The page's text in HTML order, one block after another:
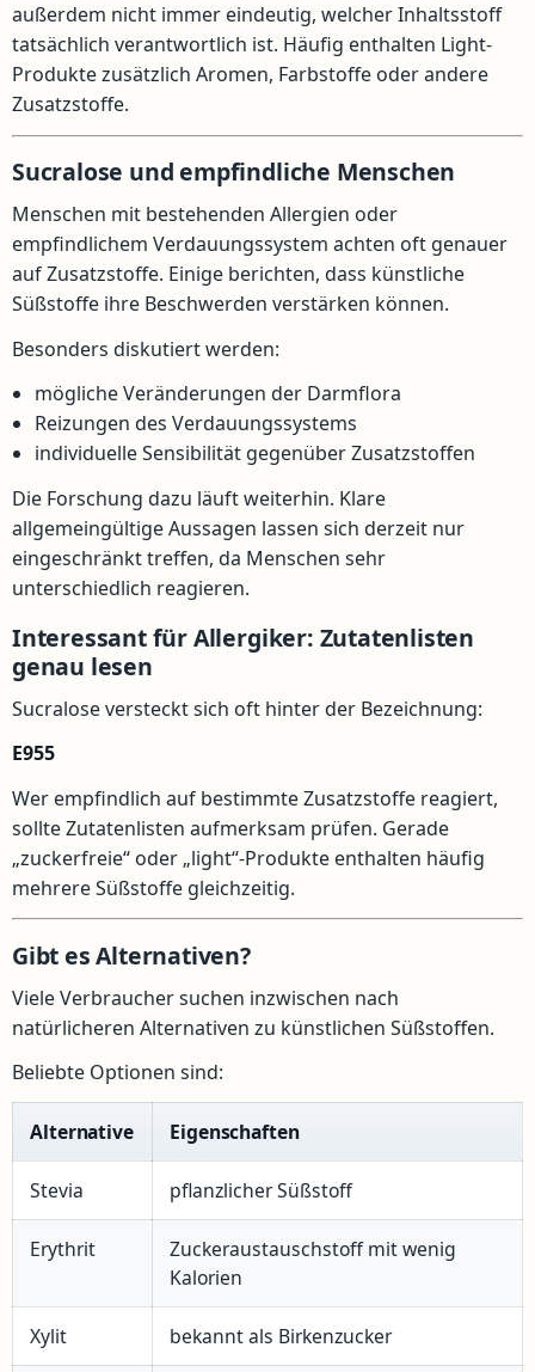
außerdem nicht immer eindeutig, welcher Inhaltsstoff
tatsächlich verantwortlich ist. Häufig enthalten Light-
Produkte zusätzlich Aromen, Farbstoffe oder andere
Zusatzstoffe.
Sucralose und empfindliche Menschen
Menschen mit bestehenden Allergien oder
empfindlichem Verdauungssystem achten oft genauer
auf Zusatzstoffe. Einige berichten, dass künstliche
Süßstoffe ihre Beschwerden verstärken können.
Besonders diskutiert werden:
mögliche Veränderungen der Darmflora
Reizungen des Verdauungssystems
individuelle Sensibilität gegenüber Zusatzstoffen
Die Forschung dazu läuft weiterhin. Klare
allgemeingültige Aussagen lassen sich derzeit nur
eingeschränkt treffen, da Menschen sehr
unterschiedlich reagieren.
Interessant für Allergiker: Zutatenlisten
genau lesen
Sucralose versteckt sich oft hinter der Bezeichnung:
E955
Wer empfindlich auf bestimmte Zusatzstoffe reagiert,
sollte Zutatenlisten aufmerksam prüfen. Gerade
„zuckerfreie“ oder „light“-Produkte enthalten häufig
mehrere Süßstoffe gleichzeitig.
Gibt es Alternativen?
Viele Verbraucher suchen inzwischen nach
natürlicheren Alternativen zu künstlichen Süßstoffen.
Beliebte Optionen sind:
Alternative Eigenschaften
Stevia pflanzlicher Süßstoff
Erythrit
Zuckeraustauschstoff mit wenig
Kalorien
Xylit bekannt als Birkenzucker